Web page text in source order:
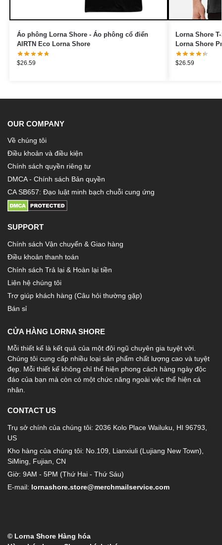
Áo phông Lorna Shore - Áo phông cổ điển
AIRTN Eco Lorna Shore
$26.59
Lorna Shore
Lorna Shore
$26.59
OUR COMPANY
Về chúng tôi
Điều khoản và điều kiện
Chính sách quyền riêng tư
DMCA - Chính sách Bản quyền
CA SB657: Đạo luật minh bạch chuỗi cung ứng
SUPPORT
Chính sách Vận chuyển & Giao hàng
Điều khoản thanh toán
Chính sách Trả lại & Hoàn lại tiền
Liên hệ chúng tôi
Trợ giúp khách hàng (Câu hỏi thường gặp)
Bán sỉ
CỬA HÀNG LORNA SHORE
Mỗi thiết kế là kết quả của một đội ngũ chuyên gia tuyệt vời.
Chúng tôi cung cấp nhiều loại sản phẩm chất lượng cao và tuyệt
đẹp. Mỗi thiết kế không chỉ thể hiện phong cách hàng ngày độc
đáo của bạn mà còn có một chức năng ngoài việc thể hiện cá
nhân.
CONTACT US
Trụ sở chính của chúng tôi: 2036 Kolo Place Wailuku, HI 96793,
US
Kho hàng của chúng tôi: No.109, Lianxiuli (Lujiang New Town),
SiMing, Fujian, CN
Giờ: 9AM - 5PM (Thứ Hai - Thứ Sáu)
E-mail: lornashore.store@merchmailservice.com
© Lorna Shore Hàng hóa